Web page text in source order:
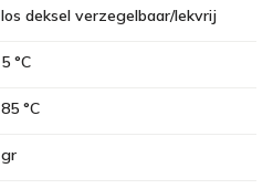
los deksel verzegelbaar/lekvrij
5 °C
85 °C
gr